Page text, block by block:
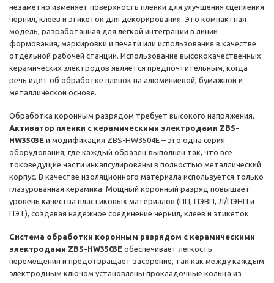
незаметно изменяет поверхность пленки для улучшения сцепления
чернил, клеев и этикеток для декорирования. Это компактная
модель, разработанная для легкой интеграции в линии
формования, маркировки и печати или использования в качестве
отдельной рабочей станции. Использование высококачественных
керамических электродов является предпочтительным, когда
речь идет об обработке пленок на алюминиевой, бумажной и
металлической основе.
Обработка коронным разрядом требует высокого напряжения.
Активатор пленки с керамическими электродами ZBS-
HW3503E и модификация ZBS-HW3504E – это одна серия
оборудования, где каждый образец выполнен так, что все
токоведущие части инкапсулированы в полностью металлический
корпус. В качестве изоляционного материала используется только
глазурованная керамика. Мощный коронный разряд повышает
уровень качества пластиковых материалов (ПП, ПЭВП, Л/ПЭНП и
ПЭТ), создавая надежное соединение чернил, клеев и этикеток.
Система обработки коронным разрядом с керамическими
электродами ZBS-HW3503E обеспечивает легкость
перемещения и предотвращает засорение, так как между каждым
электродным ключом установлены прокладочные кольца из